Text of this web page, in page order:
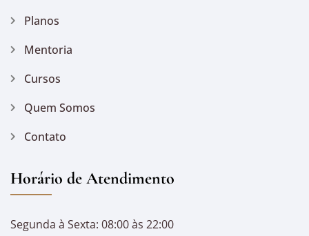
Planos
Mentoria
Cursos
Quem Somos
Contato
Horário de Atendimento
Segunda à Sexta: 08:00 às 22:00